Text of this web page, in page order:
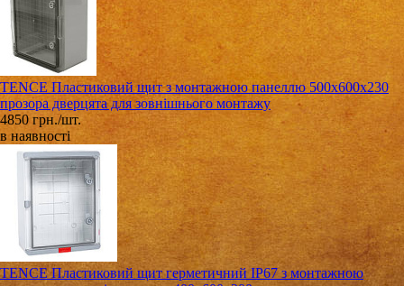
TENCE Пластиковий щит з монтажною панеллю 500х600х230
прозора дверцята для зовнішнього монтажу
4850 грн./шт.
в наявності
TENCE Пластиковий щит герметичний IP67 з монтажною